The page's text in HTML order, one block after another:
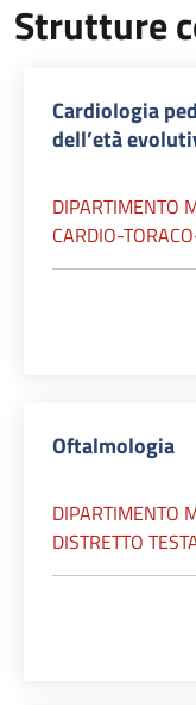
Strutture
Cardiologia
dell’età
DIPARTIMENTO
CARDIO-
Oftalmologia
DIPARTIMENTO
DISTRETTO